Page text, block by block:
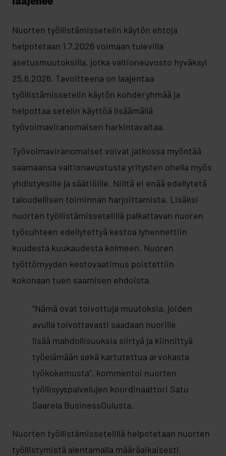
Nuorten työllistämissetelin käytön ehtoja
helpotetaan 1.7.2026 voimaan tulevilla
asetusmuutoksilla, jotka valtioneuvosto hyväksyi
25.6.2026. Tavoitteena on laajentaa
työllistämissetelin käytön kohderyhmää ja
helpottaa setelin käyttöä lisäämällä
työvoimaviranomaisen harkintavaltaa.
Työvoimaviranomaiset voivat jatkossa myöntää
saamaansa valtionavustusta yritysten ohella myös
yhdistyksille ja säätiöille. Niiltä ei enää edellytetä
taloudellisen toiminnan harjoittamista. Lisäksi
nuorten työllistämissetelillä palkattavan nuoren
työsuhteen edellytettyä kestoa lyhennettiin
kuudesta kuukaudesta kolmeen. Nuoren
työttömyyden kestovaatimus poistettiin
kokonaan tuen saamisen ehdoista.
”Nämä ovat toivottuja muutoksia, joiden
avulla toivottavasti saadaan nuorille
lisää mahdollisuuksia siirtyä ja kiinnittyä
työelämään sekä kartutettua arvokasta
työkokemusta”, kommentoi nuorten
työllisyyspalvelujen koordinaattori Satu
Saarela BusinessOulusta.
Nuorten työllistämissetelillä helpotetaan nuorten
työllistymistä alentamalla määräaikaisesti